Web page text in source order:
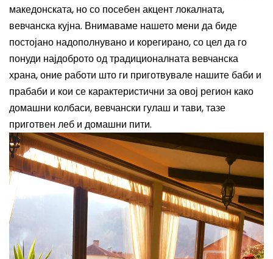
македонската, но со посебен акцент локалната,
вевчанска кујна. Внимаваме нашето мени да биде
постојано надополнувано и корегирано, со цел да го
понуди најдоброто од традиционалната вевчанска
храна, оние работи што ги приготвувале нашите баби и
прабаби и кои се карактеристични за овој регион како
домашни колбаси, вевчански гулаш и тави, тазе
приготвен леб и домашни пити.